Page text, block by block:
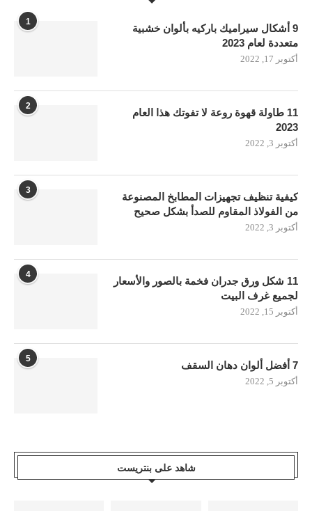
1
9 أشكال سيراميك باركيه بألوان خشبية
متعددة لعام 2023
أكتوبر 17, 2022
2
11 طاولة قهوة روعة لا تفوتك هذا العام
2023
أكتوبر 3, 2022
3
كيفية تنظيف تجهيزات المطابخ المصنوعة
من الفولاذ المقاوم للصدأ بشكل صحيح
أكتوبر 3, 2022
4
11 شكل ورق جدران فخمة بالصور والأسعار
لجميع غرف البيت
أكتوبر 15, 2022
5
7 أفضل ألوان دهان السقف
أكتوبر 5, 2022
شاهد على بنتريست